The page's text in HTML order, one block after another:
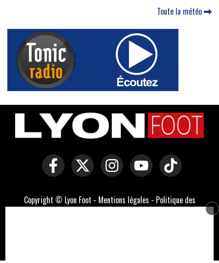
Toute la météo
Copyright © Lyon Foot - Mentions légales - Politique des